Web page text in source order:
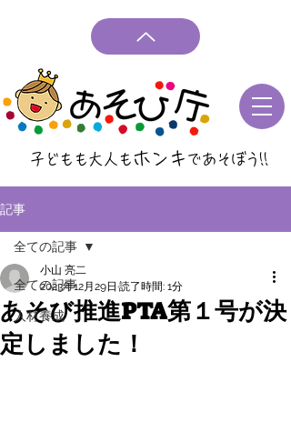
子どもも大人もホンキ であそぼう !!
記事
全ての記事
人材養成
全ての記事
あそび推進PTA第１号が決
定しました！
小山 亮二
2023年12月29日 読了時間: 1分